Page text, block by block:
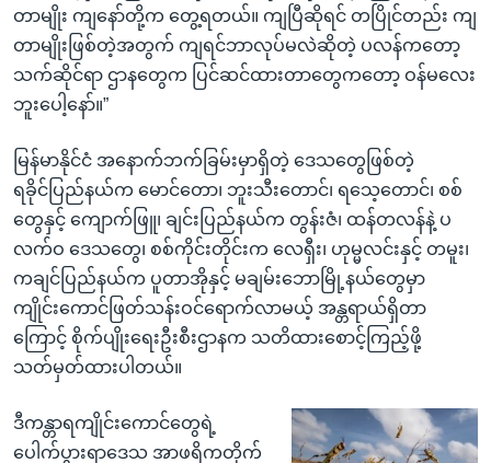
တာမျိုး ကျနော်တို့က တွေ့ရတယ်။ ကျပြီဆိုရင် တပြိုင်တည်း ကျ
တာမျိုးဖြစ်တဲ့အတွက် ကျရင်ဘာလုပ်မလဲဆိုတဲ့ ပလန်ကတော့
သက်ဆိုင်ရာ ဌာနတွေက ပြင်ဆင်ထားတာတွေကတော့ ဝန်မလေး
ဘူးပေါ့နော်။”
မြန်မာနိုင်ငံ အနောက်ဘက်ခြမ်းမှာရှိတဲ့ ဒေသတွေဖြစ်တဲ့
ရခိုင်ပြည်နယ်က မောင်တော၊ ဘူးသီးတောင်၊ ရသေ့တောင်၊ စစ်
တွေနှင့် ကျောက်ဖြူ၊ ချင်းပြည်နယ်က တွန်းဇံ၊ ထန်တလန်နဲ့ ပ
လက်ဝ ဒေသတွေ၊ စစ်ကိုင်းတိုင်းက လေရှီး၊ ဟုမ္မလင်းနှင့် တမူး၊
ကချင်ပြည်နယ်က ပူတာအိုနှင့် မချမ်းဘောမြို့နယ်တွေမှာ
ကျိုင်းကောင်ဖြတ်သန်းဝင်ရောက်လာမယ့် အန္တရာယ်ရှိတာ
ကြောင့် စိုက်ပျိုးရေးဦးစီးဌာနက သတိထားစောင့်ကြည့်ဖို့
သတ်မှတ်ထားပါတယ်။
ဒီကန္တာရကျိုင်းကောင်တွေရဲ့
ပေါက်ပွားရာဒေသ အာဖရိကတိုက်